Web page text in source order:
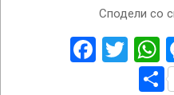
Сподели со